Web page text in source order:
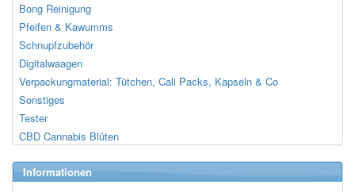
Bong Reinigung
Pfeifen & Kawumms
Schnupfzubehör
Digitalwaagen
Verpackungmaterial: Tütchen, Cali Packs, Kapseln & Co
Sonstiges
Tester
CBD Cannabis Blüten
Informationen